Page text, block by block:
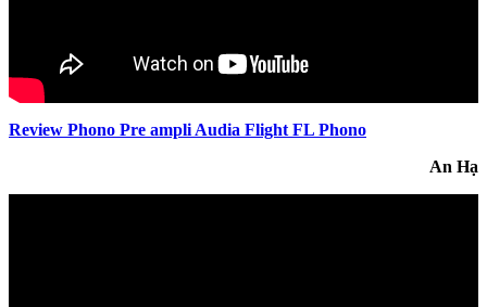
Review Phono Pre ampli Audia Flight FL Phono
An Hạ